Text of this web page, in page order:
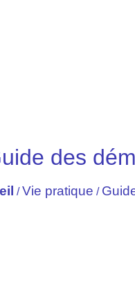
des
/Vie pratique /